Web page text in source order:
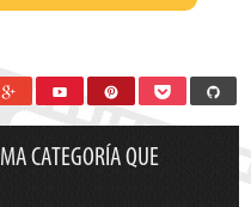
CATEGORÍA QUE